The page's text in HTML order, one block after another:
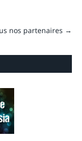
nos partenaires →